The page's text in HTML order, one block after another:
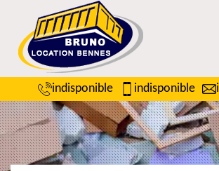
indisponible indisponible